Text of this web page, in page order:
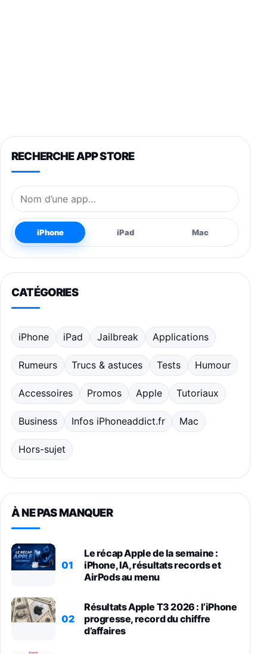
RECHERCHE APP STORE
Nom de l’application
iPhone iPad Mac
CATÉGORIES
iPhone iPad Jailbreak Applications
Rumeurs Trucs & astuces Tests Humour
Accessoires Promos Apple Tutoriaux
Business Infos iPhoneaddict.fr Mac
Hors-sujet
À NE PAS MANQUER
01
Le récap Apple de la semaine :
iPhone, IA, résultats records et
AirPods au menu
02
Résultats Apple T3 2026 : l’iPhone
progresse, record du chiffre
d’affaires